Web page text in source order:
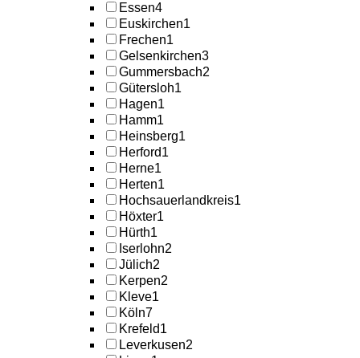
Essen4
Euskirchen1
Frechen1
Gelsenkirchen3
Gummersbach2
Gütersloh1
Hagen1
Hamm1
Heinsberg1
Herford1
Herne1
Herten1
Hochsauerlandkreis1
Höxter1
Hürth1
Iserlohn2
Jülich2
Kerpen2
Kleve1
Köln7
Krefeld1
Leverkusen2